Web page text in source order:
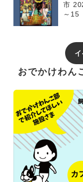
市
～15
おでかけわん